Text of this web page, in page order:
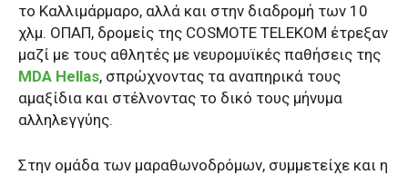
το Καλλιμάρμαρο, αλλά και στην διαδρομή των 10
χλμ. ΟΠΑΠ, δρομείς της COSMOTE TELEKOM έτρεξαν
μαζί με τους αθλητές με νευρομυϊκές παθήσεις της
MDA Hellas, σπρώχνοντας τα αναπηρικά τους
αμαξίδια και στέλνοντας το δικό τους μήνυμα
αλληλεγγύης.
Στην ομάδα των μαραθωνοδρόμων, συμμετείχε και η